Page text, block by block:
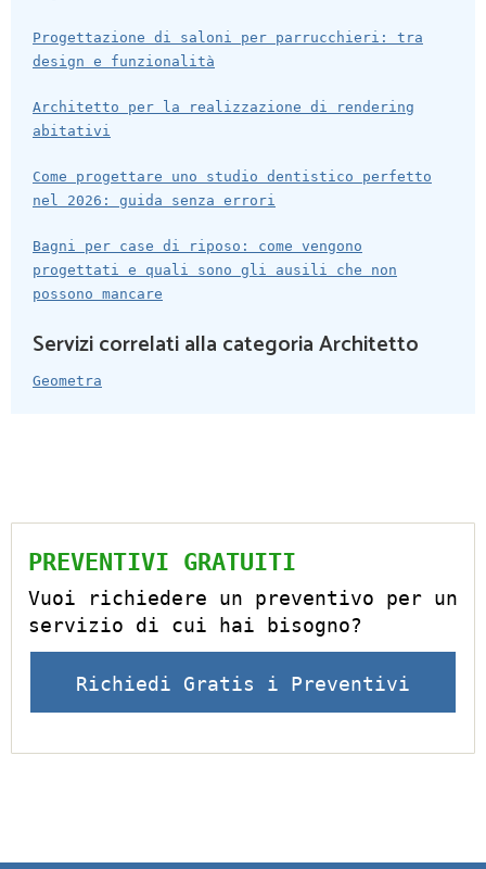
Progettazione di saloni per parrucchieri: tra
design e funzionalità
Architetto per la realizzazione di rendering
abitativi
Come progettare uno studio dentistico perfetto
nel 2026: guida senza errori
Bagni per case di riposo: come vengono
progettati e quali sono gli ausili che non
possono mancare
Servizi correlati alla categoria Architetto
Geometra
PREVENTIVI GRATUITI
Vuoi richiedere un preventivo per un
servizio di cui hai bisogno?
Richiedi Gratis i Preventivi